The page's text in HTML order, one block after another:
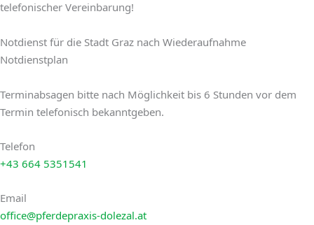
telefonischer Vereinbarung!
Notdienst für die Stadt Graz nach Wiederaufnahme
Notdienstplan
Terminabsagen bitte nach Möglichkeit bis 6 Stunden vor dem
Termin telefonisch bekanntgeben.
Telefon
+43 664 5351541
Email
office@pferdepraxis-dolezal.at